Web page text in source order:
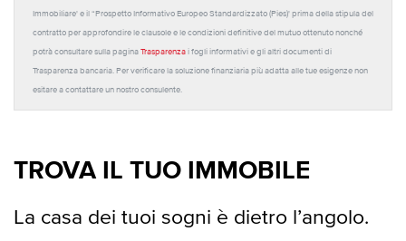
Immobiliare' e il “Prospetto Informativo Europeo Standardizzato (Pies)' prima della stipula del
contratto per approfondire le clausole e le condizioni definitive del mutuo ottenuto nonché
potrà consultare sulla pagina Trasparenza i fogli informativi e gli altri documenti di
Trasparenza bancaria. Per verificare la soluzione finanziaria più adatta alle tue esigenze non
esitare a contattare un nostro consulente.
TROVA IL TUO IMMOBILE
La casa dei tuoi sogni è dietro l’angolo.